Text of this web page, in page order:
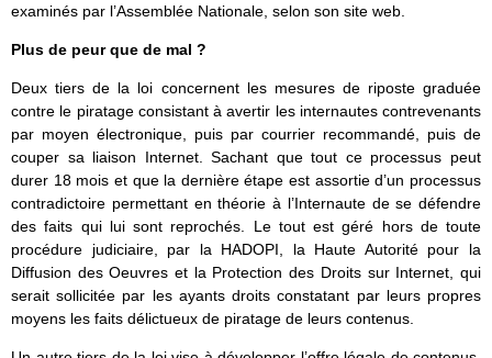
examinés par l’Assemblée Nationale, selon son site web.
Plus de peur que de mal ?
Deux tiers de la loi concernent les mesures de riposte graduée
contre le piratage consistant à avertir les internautes contrevenants
par moyen électronique, puis par courrier recommandé, puis de
couper sa liaison Internet. Sachant que tout ce processus peut
durer 18 mois et que la dernière étape est assortie d’un processus
contradictoire permettant en théorie à l’Internaute de se défendre
des faits qui lui sont reprochés. Le tout est géré hors de toute
procédure judiciaire, par la HADOPI, la Haute Autorité pour la
Diffusion des Oeuvres et la Protection des Droits sur Internet, qui
serait sollicitée par les ayants droits constatant par leurs propres
moyens les faits délictueux de piratage de leurs contenus.